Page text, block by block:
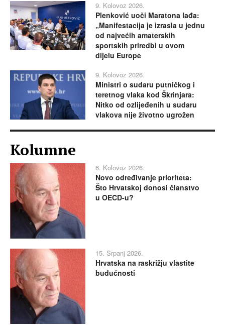
9. Kolovoz 2026.
Plenković uoči Maratona lađa:
„Manifestacija je izrasla u jednu
od najvećih amaterskih
sportskih priredbi u ovom
dijelu Europe
9. Kolovoz 2026.
Ministri o sudaru putničkog i
teretnog vlaka kod Škrinjara:
Nitko od ozlijeđenih u sudaru
vlakova nije životno ugrožen
Kolumne
6. Kolovoz 2026.
Novo određivanje prioriteta:
Što Hrvatskoj donosi članstvo
u OECD-u?
15. Srpanj 2026.
Hrvatska na raskrižju vlastite
budućnosti